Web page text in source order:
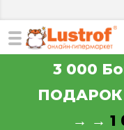
3 000
ПОДАРОК
→ → 1